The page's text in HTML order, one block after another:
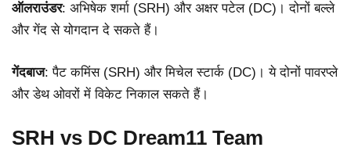
ऑलराउंडर: अभिषेक शर्मा (SRH) और अक्षर पटेल (DC)। दोनों बल्ले
और गेंद से योगदान दे सकते हैं।
गेंदबाज: पैट कमिंस (SRH) और मिचेल स्टार्क (DC)। ये दोनों पावरप्ले
और डेथ ओवरों में विकेट निकाल सकते हैं।
SRH vs DC Dream11 Team